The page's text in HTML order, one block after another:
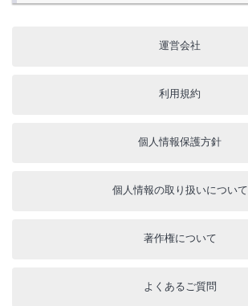
運営会社
利用規約
個人情報保護方針
個人情報の取り扱いについて
著作権について
よくあるご質問